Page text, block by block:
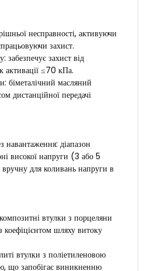
несправності, активуючи
захист.
забезпечує захист від
активації ≤70 кПа.
біметалічний масляний
дистанційної передачі
навантаження: діапазон
високої напруги (3 або 5
для коливань напруги в
втулки з порцеляни
коефіцієнтом шляху витоку
втулки з поліетиленовою
що запобігає виникненню